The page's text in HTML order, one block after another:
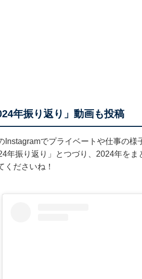
年振り返り」動画も投稿
Instagramでプライベートや仕事の様
年振り返り」とつづり、2024年を
くださいね！